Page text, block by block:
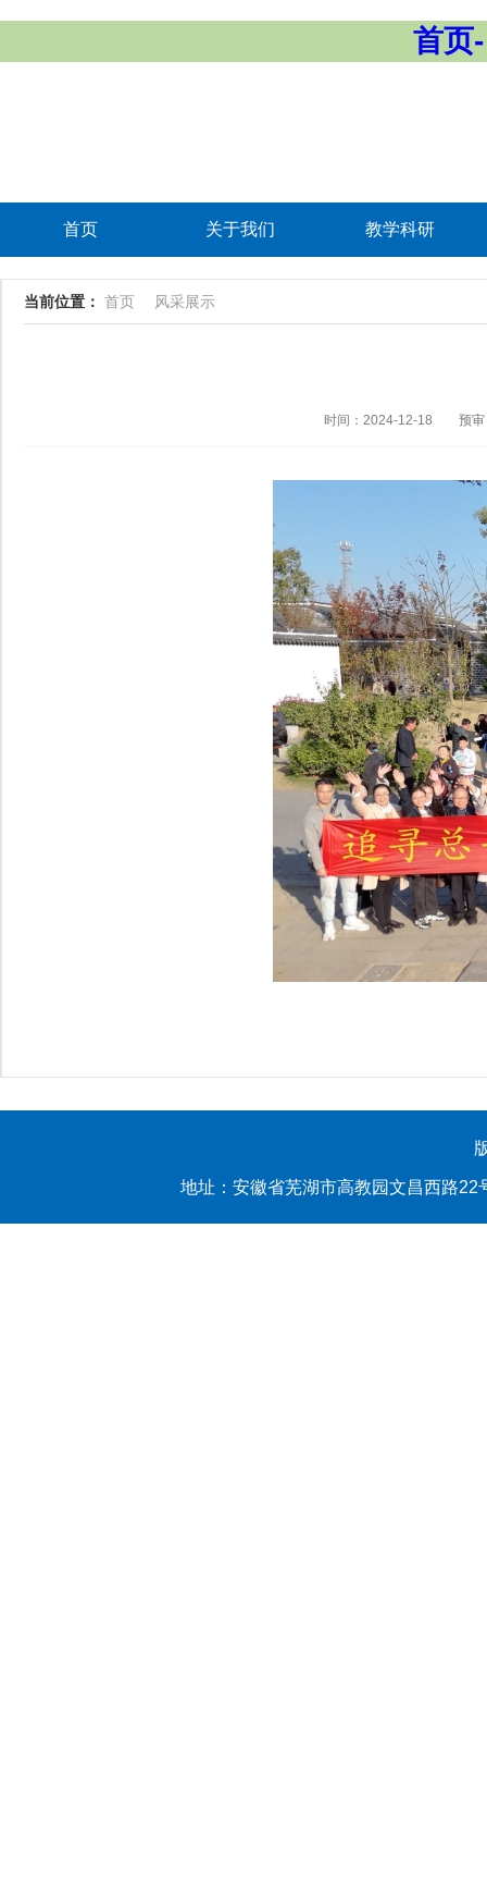
首页
首页 关于我们 教学科研
当前位置： 首页 风采展示
时间：2024-12-18 预
地址：安徽省芜湖市高教园文昌西路